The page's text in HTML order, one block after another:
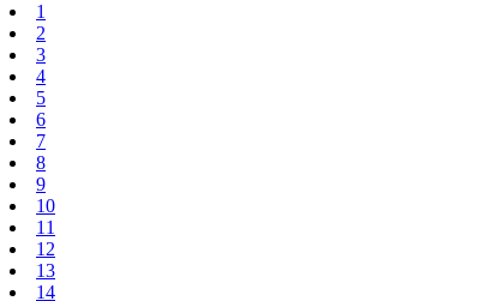
1
2
3
4
5
6
7
8
9
10
11
12
13
14